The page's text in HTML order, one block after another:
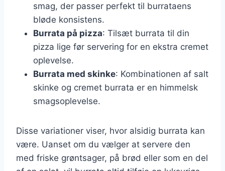
smag, der passer perfekt til burrataens
bløde konsistens.
Burrata på pizza: Tilsæt burrata til din
pizza lige før servering for en ekstra cremet
oplevelse.
Burrata med skinke: Kombinationen af salt
skinke og cremet burrata er en himmelsk
smagsoplevelse.
Disse variationer viser, hvor alsidig burrata kan
være. Uanset om du vælger at servere den
med friske grøntsager, på brød eller som en del